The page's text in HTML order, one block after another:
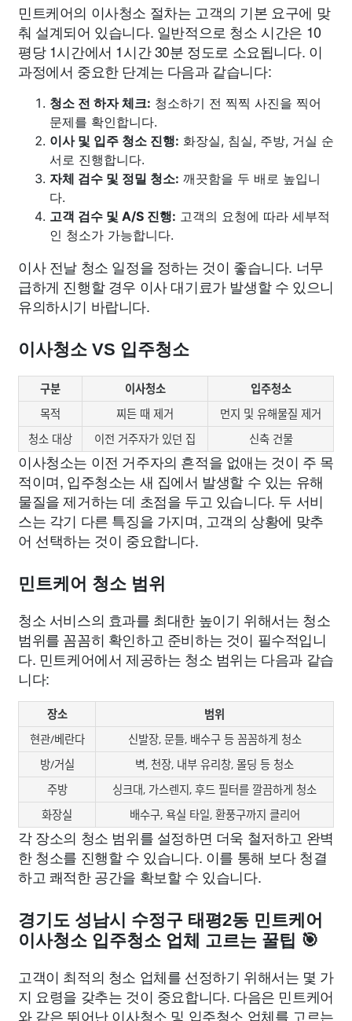
민트케어의 이사청소 절차는 고객의 기본 요구에 맞
춰 설계되어 있습니다. 일반적으로 청소 시간은 10
평당 1시간에서 1시간 30분 정도로 소요됩니다. 이
과정에서 중요한 단계는 다음과 같습니다:
청소 전 하자 체크: 청소하기 전 찍찍 사진을 찍어
문제를 확인합니다.
이사 및 입주 청소 진행: 화장실, 침실, 주방, 거실 순
서로 진행합니다.
자체 검수 및 정밀 청소: 깨끗함을 두 배로 높입니
다.
고객 검수 및 A/S 진행: 고객의 요청에 따라 세부적
인 청소가 가능합니다.
이사 전날 청소 일정을 정하는 것이 좋습니다. 너무
급하게 진행할 경우 이사 대기료가 발생할 수 있으니
유의하시기 바랍니다.
이사청소 VS 입주청소
구분 이사청소
입주청소
목적
찌든 때 제거
먼지 및 유해물질 제거
청소 대상
이전 거주자가 있던 집 신축 건물
이사청소는 이전 거주자의 흔적을 없애는 것이 주 목
적이며, 입주청소는 새 집에서 발생할 수 있는 유해
물질을 제거하는 데 초점을 두고 있습니다. 두 서비
스는 각기 다른 특징을 가지며, 고객의 상황에 맞추
어 선택하는 것이 중요합니다.
민트케어 청소 범위
청소 서비스의 효과를 최대한 높이기 위해서는 청소
범위를 꼼꼼히 확인하고 준비하는 것이 필수적입니
다. 민트케어에서 제공하는 청소 범위는 다음과 같습
니다:
장소
범위
현관/베란다
신발장, 문틀, 배수구 등 꼼꼼하게 청소
방/거실
벽, 천장, 내부 유리창, 몰딩 등 청소
주방
싱크대, 가스렌지, 후드 필터를 깔끔하게 청소
화장실
배수구, 욕실 타일, 환풍구까지 클리어
각 장소의 청소 범위를 설정하면 더욱 철저하고 완벽
한 청소를 진행할 수 있습니다. 이를 통해 보다 청결
하고 쾌적한 공간을 확보할 수 있습니다.
경기도 성남시 수정구 태평2동 민트케어
이사청소 입주청소 업체 고르는 꿀팁 🎯
고객이 최적의 청소 업체를 선정하기 위해서는 몇 가
지 요령을 갖추는 것이 중요합니다. 다음은 민트케어
와 같은 뛰어난 이사청소 및 입주청소 업체를 고르는